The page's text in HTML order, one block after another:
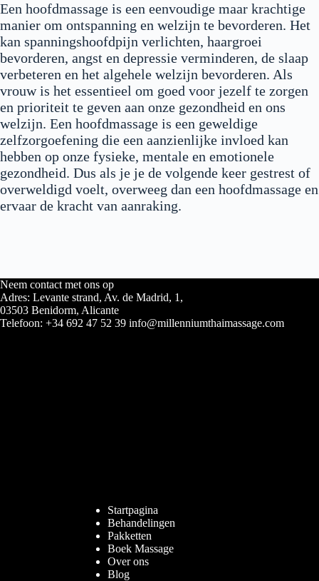
Een hoofdmassage is een eenvoudige maar krachtige
manier om ontspanning en welzijn te bevorderen. Het
kan spanningshoofdpijn verlichten, haargroei
bevorderen, angst en depressie verminderen, de slaap
verbeteren en het algehele welzijn bevorderen. Als
vrouw is het essentieel om goed voor jezelf te zorgen
en prioriteit te geven aan onze gezondheid en ons
welzijn. Een hoofdmassage is een geweldige
zelfzorgoefening die een aanzienlijke invloed kan
hebben op onze fysieke, mentale en emotionele
gezondheid. Dus als je je de volgende keer gestrest of
overweldigd voelt, overweeg dan een hoofdmassage en
ervaar de kracht van aanraking.
Neem contact met ons op
Adres: Levante strand, Av. de Madrid, 1,
03503 Benidorm, Alicante
Telefoon: +34 692 47 52 39 info@millenniumthaimassage.com
Startpagina
Behandelingen
Pakketten
Boek Massage
Over ons
Blog